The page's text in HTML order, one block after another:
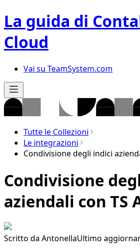
La guida di
Cloud
Vai su TeamSystem.com
Tutte le Collezioni
Le integrazioni
Condivisione degli indici
Condivisione
aziendali con TS
Scritto da AntonellaUltimo